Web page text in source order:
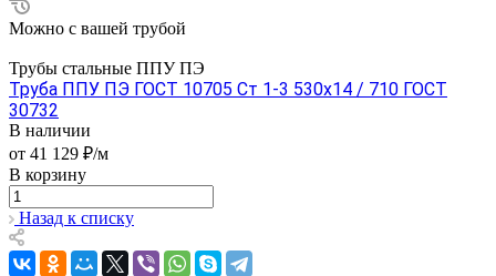
Можно с вашей трубой
Трубы стальные ППУ ПЭ
Труба ППУ ПЭ ГОСТ 10705 Ст 1-3 530x14 / 710 ГОСТ
30732
В наличии
от 41 129 ₽/м
В корзину
Назад к списку